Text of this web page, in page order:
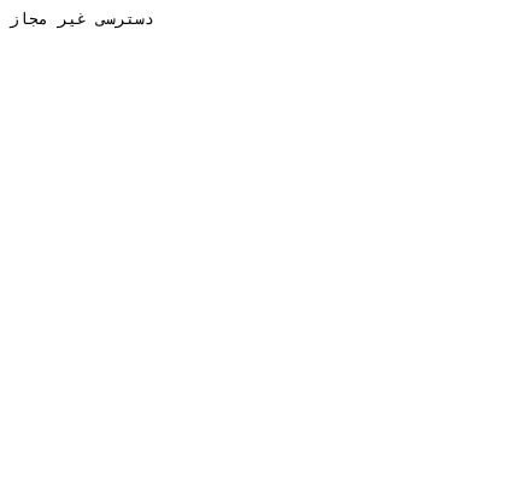
دسترسی غیر مجاز